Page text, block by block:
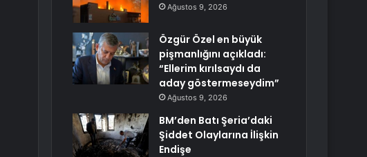
Ağustos 9, 2026
Özgür Özel en büyük
pişmanlığını açıkladı:
“Ellerim kırılsaydı da
aday göstermeseydim”
Ağustos 9, 2026
BM’den Batı Şeria’daki
Şiddet Olaylarına İlişkin
Endişe